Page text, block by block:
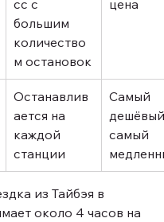
сс с
большим
количество
м остановок
цена
Останавлив
ается на
каждой
станции
Самый
самый
из Тайбэя в
около 4 часов на